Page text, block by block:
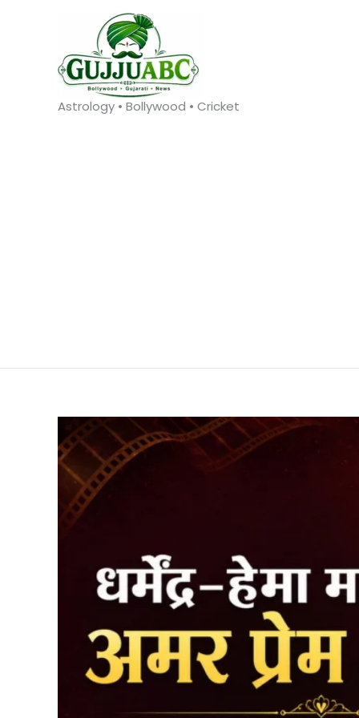
Astrology • Bollywood • Cricket